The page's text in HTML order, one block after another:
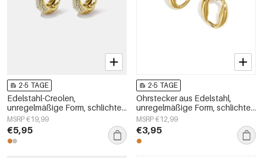
2-5 TAGE
Edelstahl-Creolen,
unregelmäßige Form, schlichte
Alltags-Serie, Damenschmuck
MSRP €19,99
€5,95
2-5 TAGE
Ohrstecker aus Edelstahl,
unregelmäßige Form, schlichte
Alltags-Serie, Damenschmuck
MSRP €12,99
€3,95